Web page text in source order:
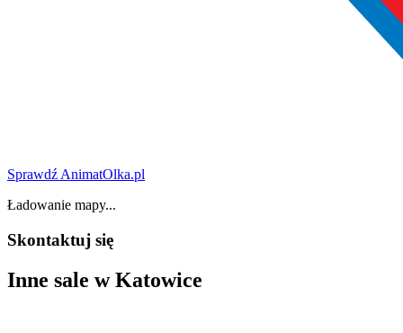
Sprawdź AnimatOlka.pl
Ładowanie mapy...
Skontaktuj się
Inne sale w Katowice